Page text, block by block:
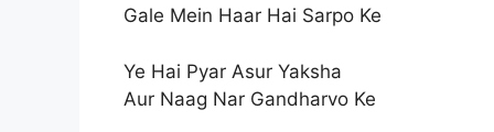
Gale Mein Haar Hai Sarpo Ke
Ye Hai Pyar Asur Yaksha
Aur Naag Nar Gandharvo Ke